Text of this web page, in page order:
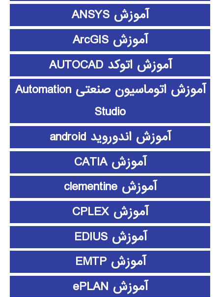
آموزش ANSYS
آموزش ArcGIS
آموزش اتوکد AUTOCAD
آموزش اتوماسیون صنعتی Automation
Studio
آموزش اندوروید android
آموزش CATIA
آموزش clementine
آموزش CPLEX
آموزش EDIUS
آموزش EMTP
آموزش ePLAN